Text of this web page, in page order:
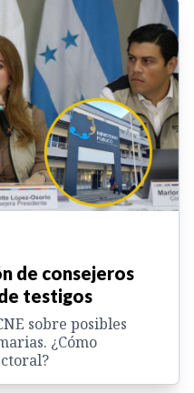
de consejeros
testigos
sobre posibles
¿Cómo